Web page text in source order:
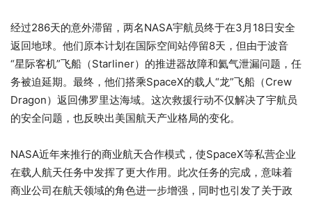
经过286天的意外滞留，两名NASA宇航员终于在3月18日安全
返回地球。他们原本计划在国际空间站停留8天，但由于波音
“星际客机”飞船（Starliner）的推进器故障和氦气泄漏问题，任
务被迫延期。最终，他们搭乘SpaceX的载人“龙”飞船（Crew
Dragon）返回佛罗里达海域。这次救援行动不仅解决了宇航员
的安全问题，也反映出美国航天产业格局的变化。
NASA近年来推行的商业航天合作模式，使SpaceX等私营企业
在载人航天任务中发挥了更大作用。此次任务的完成，意味着
商业公司在航天领域的角色进一步增强，同时也引发了关于政